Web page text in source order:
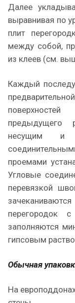
Далее
выравнивая по
плит
между собой,
из клеев (см.
Каждый
предыдущего
несущим и
проемами
Угловые
перевязкой
перегородок
заполняются
гипсовым
Обычная
На